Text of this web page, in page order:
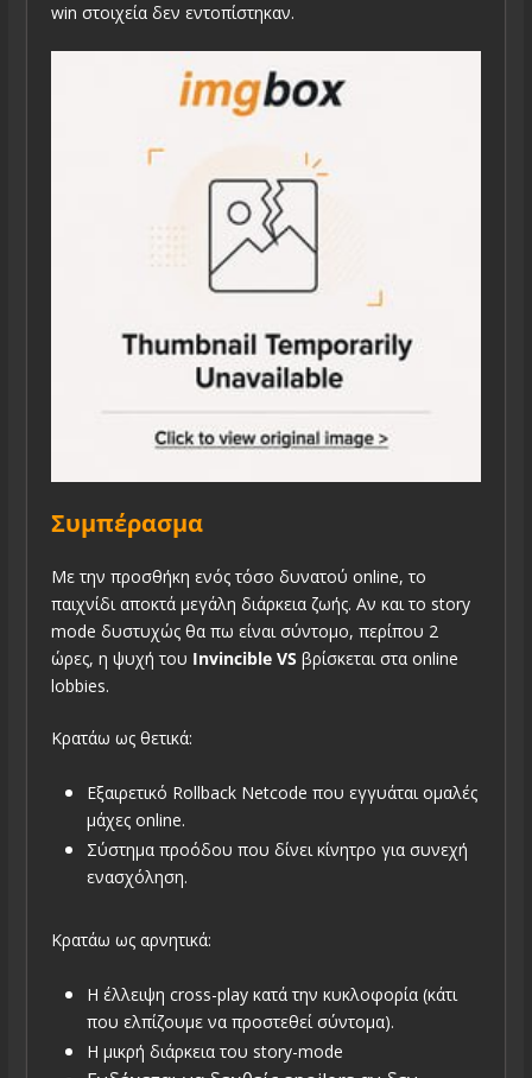
win στοιχεία δεν εντοπίστηκαν.
Συμπέρασμα
Με την προσθήκη ενός τόσο δυνατού online, το
παιχνίδι αποκτά μεγάλη διάρκεια ζωής. Αν και το story
mode δυστυχώς θα πω είναι σύντομο, περίπου 2
ώρες, η ψυχή του Invincible VS βρίσκεται στα online
lobbies.
Κρατάω ως θετικά:
Εξαιρετικό Rollback Netcode που εγγυάται ομαλές
μάχες online.
Σύστημα προόδου που δίνει κίνητρο για συνεχή
ενασχόληση.
Κρατάω ως αρνητικά:
Η έλλειψη cross-play κατά την κυκλοφορία (κάτι
που ελπίζουμε να προστεθεί σύντομα).
Η μικρή διάρκεια του story-mode